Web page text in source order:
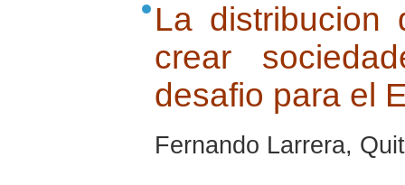
La distribucion
crear
desafio para el
Fernando Larrera,